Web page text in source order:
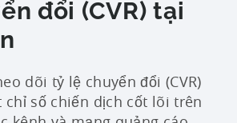
đổi (CVR) tại
dõi tỷ lệ chuyển đổi (CVR)
chỉ số chiến dịch cốt lõi trên